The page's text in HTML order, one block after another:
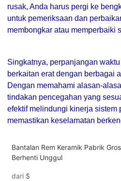
rusak, Anda harus pergi ke
untuk pemeriksaan dan
membongkar atau memperbaiki
Singkatnya, perpanjangan
berkaitan erat dengan berbagai
Dengan memahami alasan-
tindakan pencegahan yang
efektif melindungi kinerja sistem
memastikan keselamatan
Bantalan Rem Keramik Pabrik
Berhenti Unggul
dari $